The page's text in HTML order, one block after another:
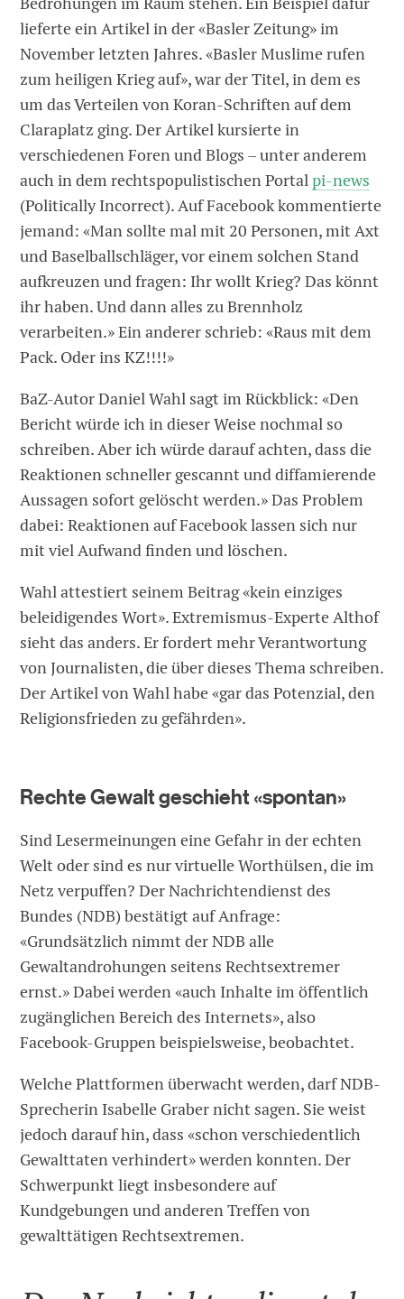
lieferte ein Artikel in der «Basler Zeitung» im
November letzten Jahres. «Basler Muslime rufen
zum heiligen Krieg auf», war der Titel, in dem es
um das Verteilen von Koran-Schriften auf dem
Claraplatz ging. Der Artikel kursierte in
verschiedenen Foren und Blogs – unter anderem
auch in dem rechtspopulistischen Portalpi-news
(Politically Incorrect). Auf Facebook kommentierte
jemand: «Man sollte mal mit 20 Personen, mit Axt
und Baselballschläger, vor einem solchen Stand
aufkreuzen und fragen: Ihr wollt Krieg? Das könnt
ihr haben. Und dann alles zu Brennholz
verarbeiten.» Ein anderer schrieb: «Raus mit dem
Pack. Oder ins KZ!!!!»
BaZ-Autor Daniel Wahl sagt im Rückblick: «Den
Bericht würde ich in dieser Weise nochmal so
schreiben. Aber ich würde darauf achten, dass die
Reaktionen schneller gescannt und diffamierende
Aussagen sofort gelöscht werden.» Das Problem
dabei: Reaktionen auf Facebook lassen sich nur
mit viel Aufwand finden und löschen.
Wahl attestiert seinem Beitrag «kein einziges
beleidigendes Wort». Extremismus-Experte Althof
sieht das anders. Er fordert mehr Verantwortung
von Journalisten, die über dieses Thema schreiben.
Der Artikel von Wahl habe «gar das Potenzial, den
Religionsfrieden zu gefährden».
Rechte Gewalt geschieht «spontan»
Sind Lesermeinungen eine Gefahr in der echten
Welt oder sind es nur virtuelle Worthülsen, die im
Netz verpuffen? Der Nachrichtendienst des
Bundes (NDB) bestätigt auf Anfrage:
«Grundsätzlich nimmt der NDB alle
Gewaltandrohungen seitens Rechtsextremer
ernst.» Dabei werden «auch Inhalte im öffentlich
zugänglichen Bereich des Internets», also
Facebook-Gruppen beispielsweise, beobachtet.
Welche Plattformen überwacht werden, darf NDB-
Sprecherin Isabelle Graber nicht sagen. Sie weist
jedoch darauf hin, dass «schon verschiedentlich
Gewalttaten verhindert» werden konnten. Der
Schwerpunkt liegt insbesondere auf
Kundgebungen und anderen Treffen von
gewalttätigen Rechtsextremen.